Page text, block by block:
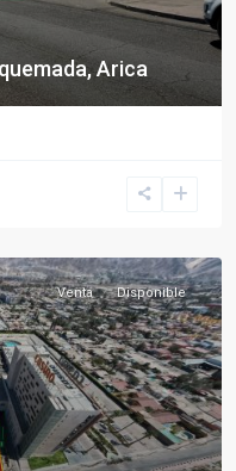
Arica
Venta Disponible